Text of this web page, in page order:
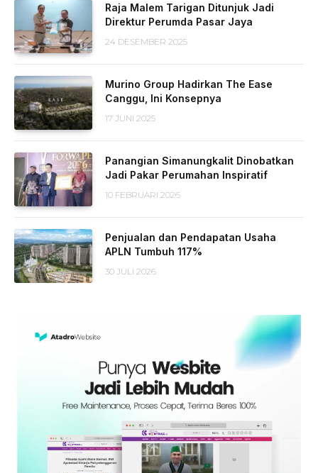
Raja Malem Tarigan Ditunjuk Jadi
Direktur Perumda Pasar Jaya
24 DESEMBER 2025
Murino Group Hadirkan The Ease
Canggu, Ini Konsepnya
17 JUNI 2025
Panangian Simanungkalit Dinobatkan
Jadi Pakar Perumahan Inspiratif
10 FEBRUARI 2026
Penjualan dan Pendapatan Usaha
APLN Tumbuh 117%
30 JULI 2026